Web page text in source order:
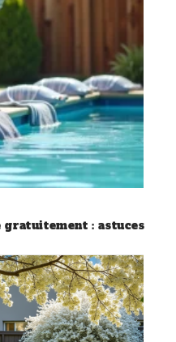
gratuitement : astuces